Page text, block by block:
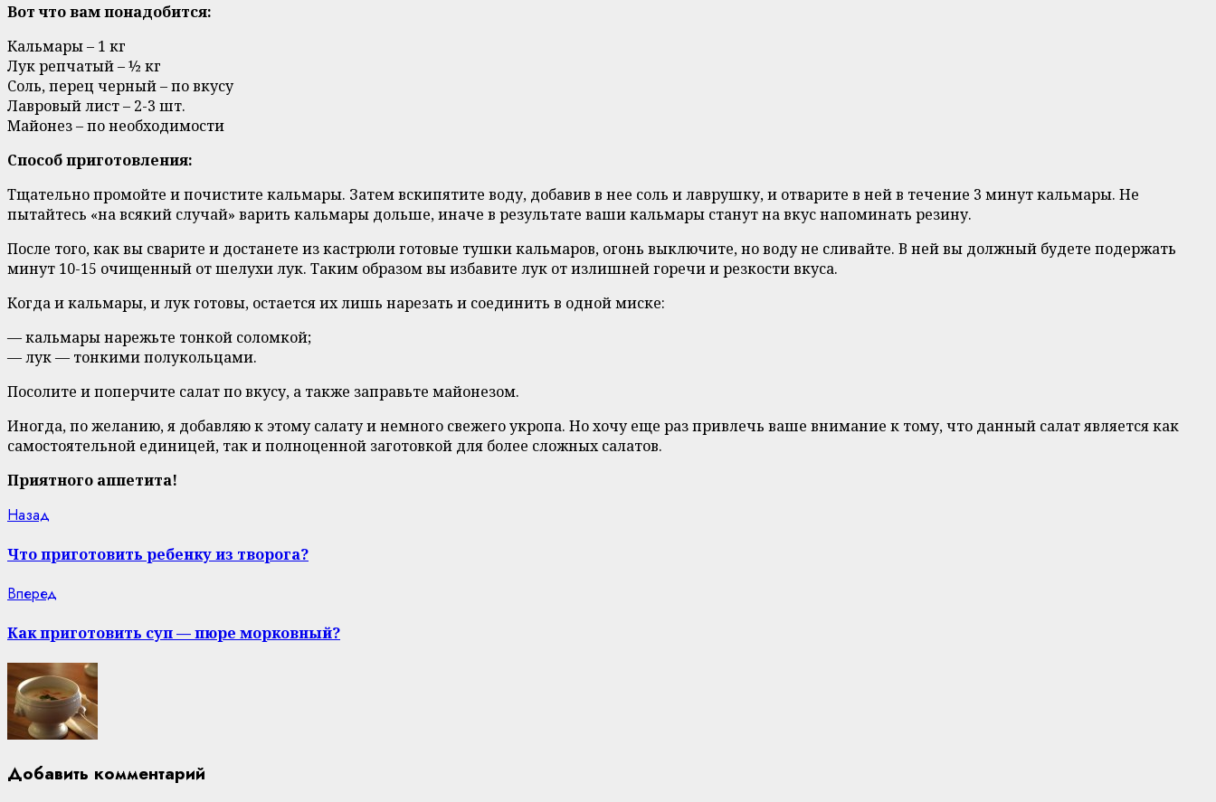
Вот что вам понадобится:
Кальмары – 1 кг
Лук репчатый – ½ кг
Соль, перец черный – по вкусу
Лавровый лист – 2-3 шт.
Майонез – по необходимости
Способ приготовления:
Тщательно промойте и почистите кальмары. Затем вскипятите воду, добавив в нее соль и лаврушку, и отварите в ней в течение 3 минут кальмары. Не
пытайтесь «на всякий случай» варить кальмары дольше, иначе в результате ваши кальмары станут на вкус напоминать резину.
После того, как вы сварите и достанете из кастрюли готовые тушки кальмаров, огонь выключите, но воду не сливайте. В ней вы должный будете подержать
минут 10-15 очищенный от шелухи лук. Таким образом вы избавите лук от излишней горечи и резкости вкуса.
Когда и кальмары, и лук готовы, остается их лишь нарезать и соединить в одной миске:
— кальмары нарежьте тонкой соломкой;
— лук — тонкими полукольцами.
Посолите и поперчите салат по вкусу, а также заправьте майонезом.
Иногда, по желанию, я добавляю к этому салату и немного свежего укропа. Но хочу еще раз привлечь ваше внимание к тому, что данный салат является как
самостоятельной единицей, так и полноценной заготовкой для более сложных салатов.
Приятного аппетита!
Continue
Reading
Назад
Что приготовить ребенку из творога?
Вперед
Как приготовить суп — пюре морковный?
Добавить комментарий